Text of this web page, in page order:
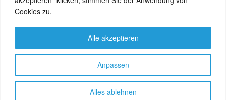
Cookies zu.
Anpassen
Alles ablehnen
Alle akzeptieren
Copyright © 2024 Alle Rechte vorbehalten. GenussNetzwerk.com
ist ein Projekt von